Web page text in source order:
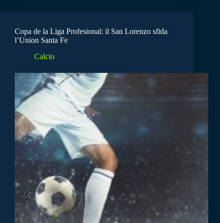
Copa de la Liga Profesional: il San Lorenzo sfida
l’Union Santa Fe
Calcio